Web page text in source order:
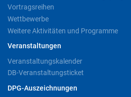
Vortragsreihen
Wettbewerbe
Weitere Aktivitäten und Programme
Veranstaltungen
Veranstaltungskalender
DB-Veranstaltungsticket
DPG-Auszeichnungen